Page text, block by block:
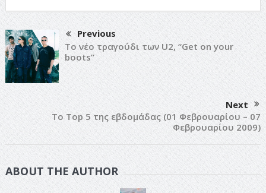
Previous
Το νέο τραγούδι των U2, “Get on your
boots”
Next
Το Top 5 της εβδομάδας (01 Φεβρουαρίου – 07
Φεβρουαρίου 2009)
ABOUT THE AUTHOR